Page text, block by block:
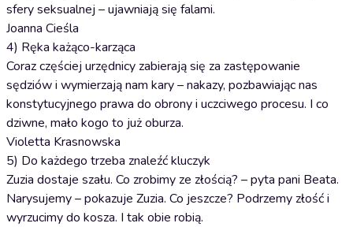
sfery seksualnej – ujawniają się falami.
Joanna Cieśla
4) Ręka każąco-karząca
Coraz częściej urzędnicy zabierają się za zastępowanie
sędziów i wymierzają nam kary – nakazy, pozbawiając nas
konstytucyjnego prawa do obrony i uczciwego procesu. I co
dziwne, mało kogo to już oburza.
Violetta Krasnowska
5) Do każdego trzeba znaleźć kluczyk
Zuzia dostaje szału. Co zrobimy ze złością? – pyta pani Beata.
Narysujemy – pokazuje Zuzia. Co jeszcze? Podrzemy złość i
wyrzucimy do kosza. I tak obie robią.